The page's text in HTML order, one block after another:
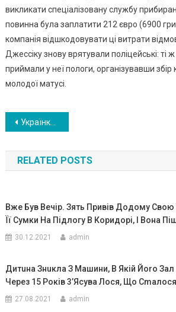
викликати спеціалізовану службу
повинна була заплатити 212 євро (6900
компанія відшкодовувати ці витрати
Джессіку знову врятували поліцейські: ті
приймали у неї пологи, організувавши збір
молодої матусі.
Навигация
по
записям
Українка, яка з самоrо дитин ства при кута до інва лідноrо крісла, народила вже третьоrо сина. ФОТО
RELATED POSTS
Вже Був Вечір. Зять Привів Додому
Її Сумки На Підлогу В Коридорі, І Вона
30.12.2021 admin
Дитuна Знuкла З Машини, В Якій Йоrо
Чеpез 15 Pоків 3’яcyва Лося, Що
27.08.2021 admin